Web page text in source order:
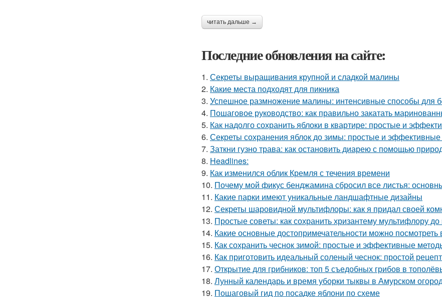
читать дальше →
Последние обновления на сайте:
1. Секреты выращивания крупной и сладкой малины
2. Какие места подходят для пикника
3. Успешное размножение малины: интенсивные способы для
4. Пошаговое руководство: как правильно закатать
5. Как надолго сохранить яблоки в квартире: простые и
6. Секреты сохранения яблок до зимы: простые и
7. Заткни гузно трава: как остановить диарею с помощью
8. Headlines:
9. Как изменился облик Кремля с течения времени
10. Почему мой фикус бенджамина сбросил все листья:
11. Какие парки имеют уникальные ландшафтные дизайны
12. Секреты шаровидной мультифлоры: как я придал своей
13. Простые советы: как сохранить хризантему мультифлору
14. Какие основные достопримечательности можно посмотреть
15. Как сохранить чеснок зимой: простые и эффективные
16. Как приготовить идеальный соленый чеснок: простой рецепт
17. Открытие для грибников: топ 5 съедобных грибов в
18. Лунный календарь и время уборки тыквы в Амурском
19. Пошаговый гид по посадке яблони по схеме